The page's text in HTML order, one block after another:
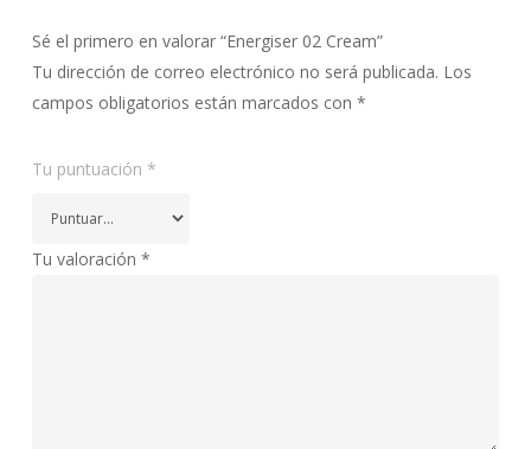
Sé el primero en valorar “Energiser 02 Cream”
Tu dirección de correo electrónico no será publicada. Los
campos obligatorios están marcados con *
Tu puntuación *
Tu valoración *